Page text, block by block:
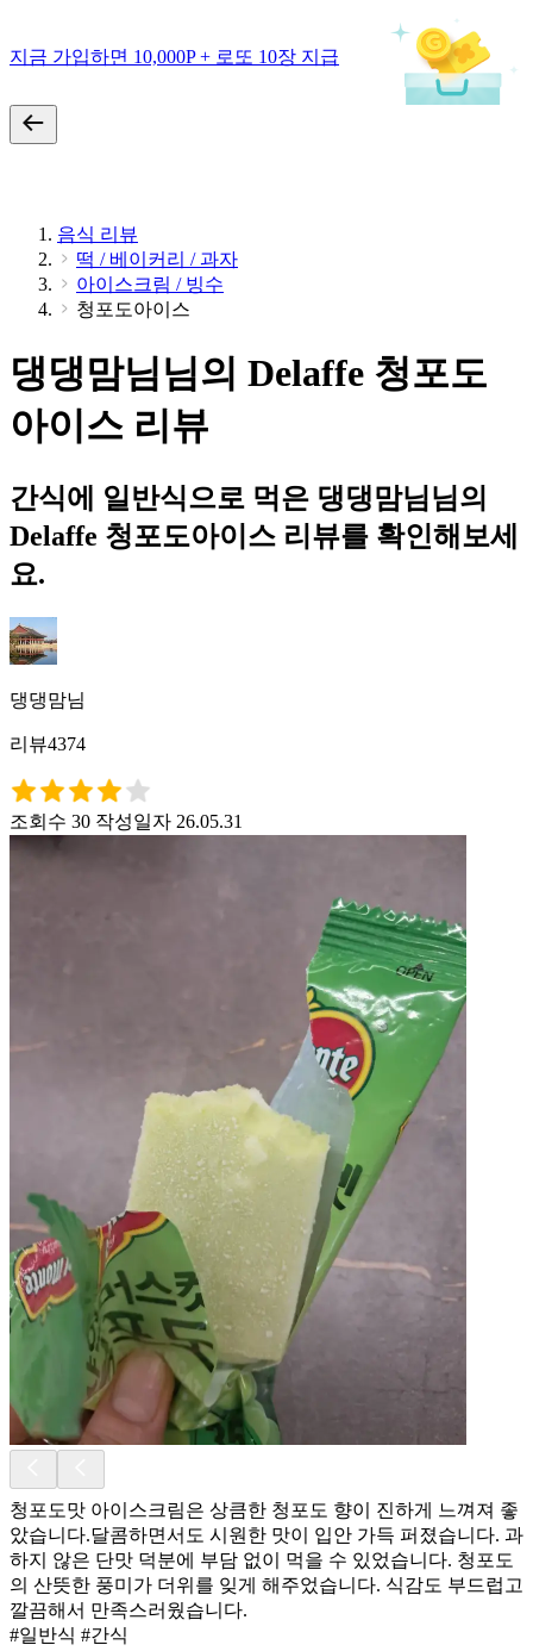
지금 가입하면 10,000P + 로또 10장 지급
음식 리뷰
떡 / 베이커리 / 과자
아이스크림 / 빙수
청포도아이스
댕댕맘님님의 Delaffe 청포도
아이스 리뷰
간식에 일반식으로 먹은 댕댕맘님님의
Delaffe 청포도아이스 리뷰를 확인해보세
요.
댕댕맘님
리뷰4374
조회수 30 작성일자 26.05.31
청포도맛 아이스크림은 상큼한 청포도 향이 진하게 느껴져 좋
았습니다.달콤하면서도 시원한 맛이 입안 가득 퍼졌습니다. 과
하지 않은 단맛 덕분에 부담 없이 먹을 수 있었습니다. 청포도
의 산뜻한 풍미가 더위를 잊게 해주었습니다. 식감도 부드럽고
깔끔해서 만족스러웠습니다.
#일반식 #간식